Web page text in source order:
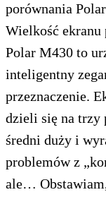
porównania
Wielkość ekranu
Polar M430 to
inteligentny
przeznaczenie.
dzieli się na trzy
średni duży i
problemów z
ale…